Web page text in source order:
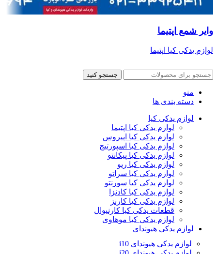
وایر شمع اپتیما
لوازم یدکی کیا اپتیما
جستجو کنید
منو
دسته بندی ها
لوازم یدکی کیا
لوازم یدکی کیا اپتیما
لوازم یدکی کیا اپیروس
لوازم یدکی کیا اسپورتیج
لوازم یدکی کیا پیکانتو
لوازم یدکی کیا ریو
لوازم یدکی کیا سراتو
لوازم یدکی کیا سورنتو
لوازم یدکی کیا کادنزا
لوازم یدکی کیا کارنز
قطعات یدکی کیا کارنیوال
لوازم یدکی کیا موهاوی
لوازم یدکی هیوندای
لوازم یدکی هیوندای i10